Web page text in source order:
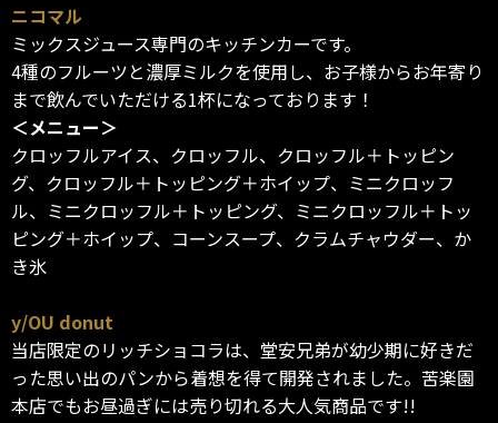
ニコマル
ミックスジュース専門のキッチンカーです。
4種のフルーツと濃厚ミルクを使用し、お子様からお年寄り
まで飲んでいただける1杯になっております！
＜メニュー＞
クロッフルアイス、クロッフル、クロッフル＋トッピン
グ、クロッフル＋トッピング＋ホイップ、ミニクロッフ
ル、ミニクロッフル＋トッピング、ミニクロッフル＋トッ
ピング＋ホイップ、コーンスープ、クラムチャウダー、か
き氷
y/OU donut
当店限定のリッチショコラは、堂安兄弟が幼少期に好きだ
った思い出のパンから着想を得て開発されました。苦楽園
本店でもお昼過ぎには売り切れる大人気商品です!!